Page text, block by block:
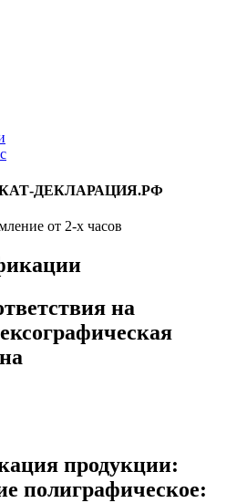
ДЕКЛАРАЦИЯ.РФ
от 2-х часов
на
продукции:
полиграфическое: